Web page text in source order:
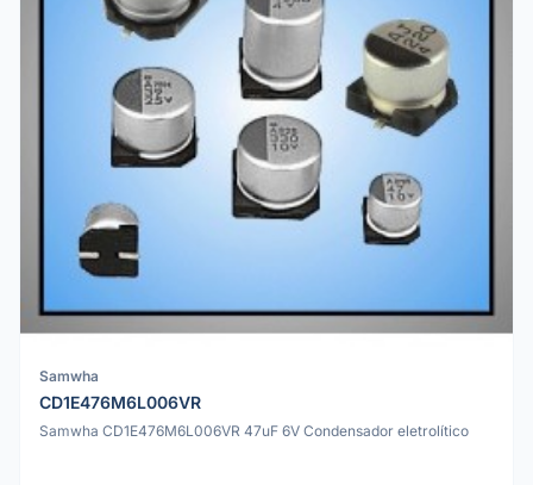
Samwha
CD1E476M6L006VR
Samwha CD1E476M6L006VR 47uF 6V Condensador eletrolítico